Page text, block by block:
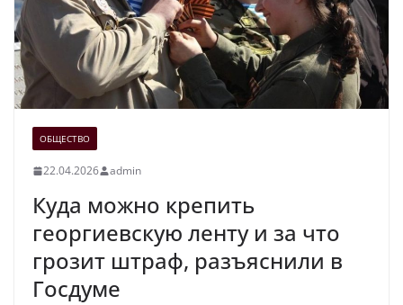
ОБЩЕСТВО
22.04.2026 admin
Куда можно крепить
георгиевскую ленту и за что
грозит штраф, разъяснили в
Госдуме